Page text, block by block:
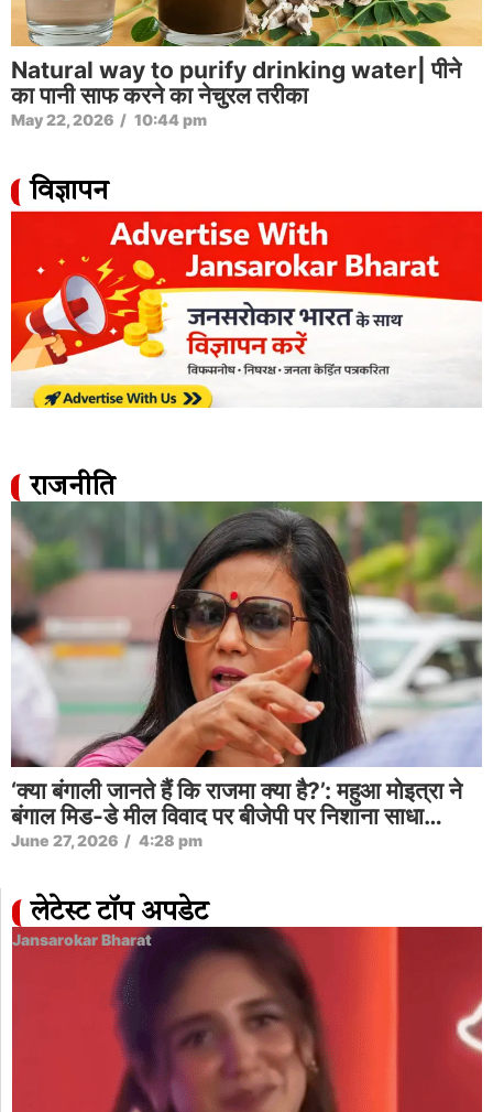
Natural way to purify drinking water| पीने
का पानी साफ करने का नेचुरल तरीका
May 22, 2026 / 10:44 pm
विज्ञापन
राजनीति
‘क्या बंगाली जानते हैं कि राजमा क्या है?’: महुआ मोइत्रा ने
बंगाल मिड-डे मील विवाद पर बीजेपी पर निशाना साधा…
June 27, 2026 / 4:28 pm
लेटेस्ट टॉप अपडेट
Jansarokar Bharat